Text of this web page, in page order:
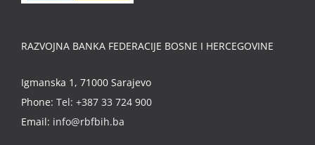
RAZVOJNA BANKA FEDERACIJE BOSNE I HERCEGOVINE
Igmanska 1, 71000 Sarajevo
Phone: Tel: +387 33 724 900
Email: info@rbfbih.ba